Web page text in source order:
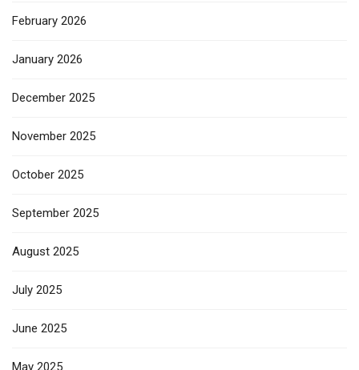
February 2026
January 2026
December 2025
November 2025
October 2025
September 2025
August 2025
July 2025
June 2025
May 2025